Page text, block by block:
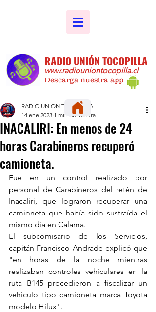
RADIO UNIÓN TOCOPILLA
www.radiouniontocopilla.cl
Descarga nuestra app
INACALIRI: En menos de 24
horas Carabineros recuperó
camioneta.
RADIO UNION TOCOPILLA
14 ene 2023 1 min de lectura
Fue en un control realizado por
personal de Carabineros del retén de
Inacaliri, que lograron recuperar una
camioneta que había sido sustraída el
mismo día en Calama.
El subcomisario de los Servicios,
capitán Francisco Andrade explicó que
"en horas de la noche mientras
realizaban controles vehiculares en la
ruta B145 procedieron a fiscalizar un
vehículo tipo camioneta marca Toyota
modelo Hilux".